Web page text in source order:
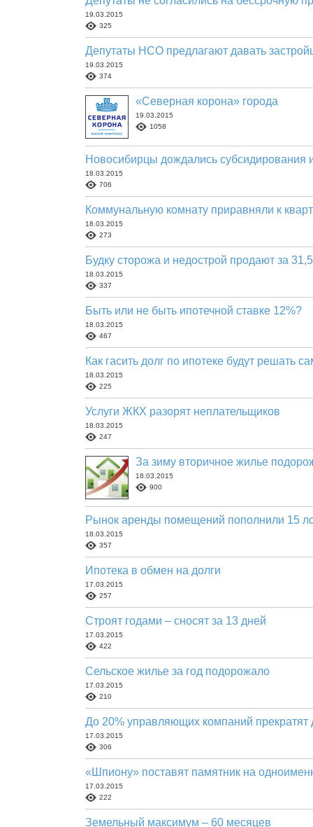
19.03.2015
325
Депутаты НСО предлагают давать
19.03.2015
374
«Северная корона» города
19.03.2015
1058
Новосибирцы дождались субсидирования
18.03.2015
706
Коммунальную комнату приравняли к
18.03.2015
273
Будку сторожа и недострой продают за
18.03.2015
337
Быть или не быть ипотечной ставке 12%?
18.03.2015
467
Как гасить долг по ипотеке будут решать
18.03.2015
225
Услуги ЖКХ разорят неплательщиков
18.03.2015
247
За зиму вторичное жилье
18.03.2015
900
Рынок аренды помещений пополнили 15
18.03.2015
357
Ипотека в обмен на долги
17.03.2015
257
Строят годами – сносят за 13 дней
17.03.2015
422
Сельское жилье за год подорожало
17.03.2015
210
До 20% управляющих компаний прекратят
17.03.2015
306
«Шпиону» поставят памятник на
17.03.2015
222
Земельный максимум – 60 месяцев